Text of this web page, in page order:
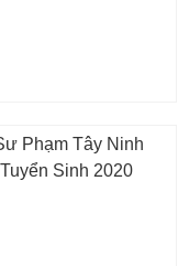
Phạm Tây Ninh
Sinh 2020